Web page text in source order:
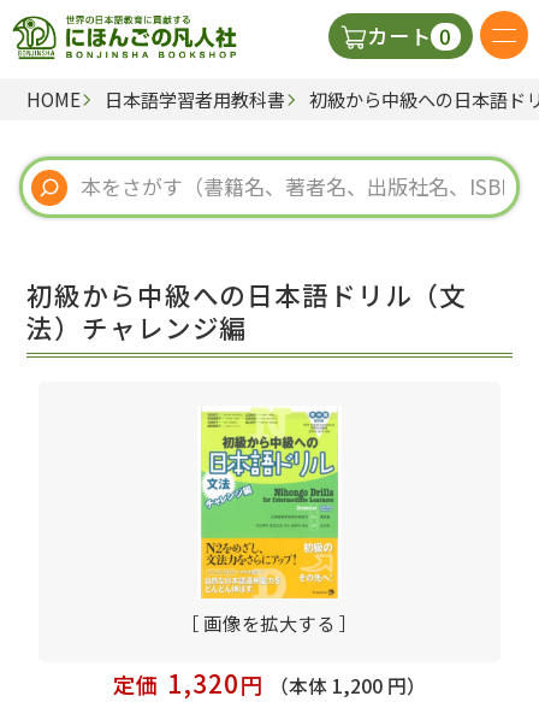
カート 0
日本語の教科書
視聴覚・補助教材
教師用参考書
HOME 日本語学習者用教科書 初級から中級への日本語ド
初級から中級への日本語ドリル（文
法）チャレンジ編
［ 画像を拡大する ］
定価 1,320円
（本体 1,200 円）